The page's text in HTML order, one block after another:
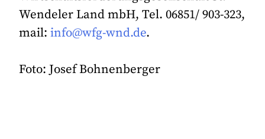
Wendeler Land mbH, Tel. 06851/ 903-323,
mail:info@wfg-wnd.de.
Foto: Josef Bohnenberger